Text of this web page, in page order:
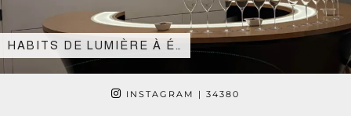
HABITS DE LUMIÈRE À É…
INSTAGRAM | 34380